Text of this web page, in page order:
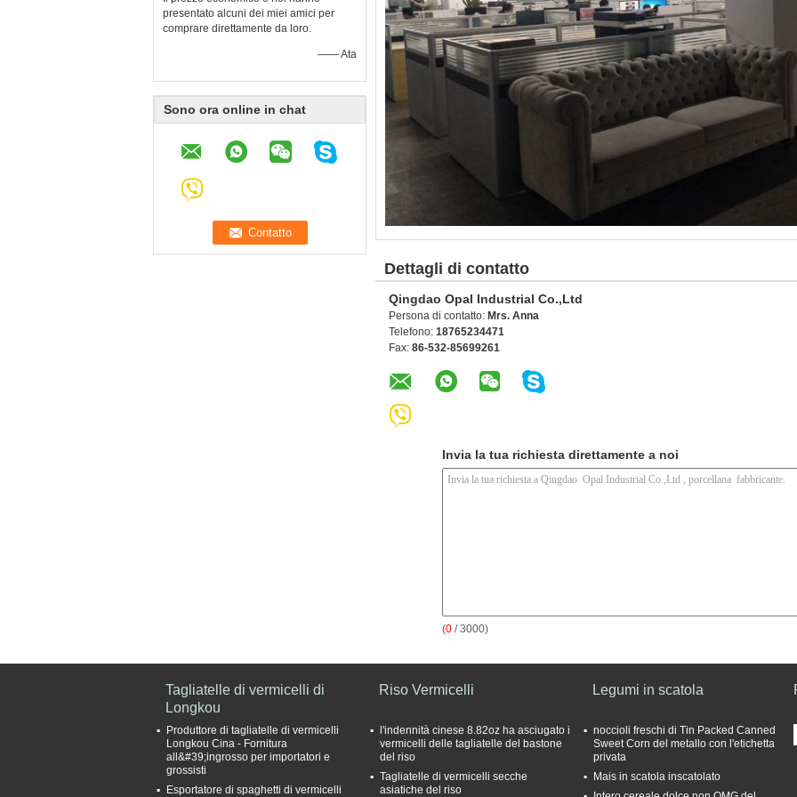
presentato alcuni dei miei amici per
comprare direttamente da loro.
—— Ata
Sono ora online in chat
Dettagli di contatto
Qingdao Opal Industrial Co.,Ltd
Persona di contatto: Mrs. Anna
Telefono: 18765234471
Fax: 86-532-85699261
Invia la tua richiesta direttamente a noi
(0 / 3000)
Tagliatelle di vermicelli di
Longkou
Produttore di tagliatelle di vermicelli
Longkou Cina - Fornitura
all&#39;ingrosso per importatori e
grossisti
Esportatore di spaghetti di vermicelli
Riso Vermicelli
l'indennità cinese 8.82oz ha asciugato i
vermicelli delle tagliatelle del bastone
del riso
Tagliatelle di vermicelli secche
asiatiche del riso
Legumi in scatola
noccioli freschi di Tin Packed Canned
Sweet Corn del metallo con l'etichetta
privata
Mais in scatola inscatolato